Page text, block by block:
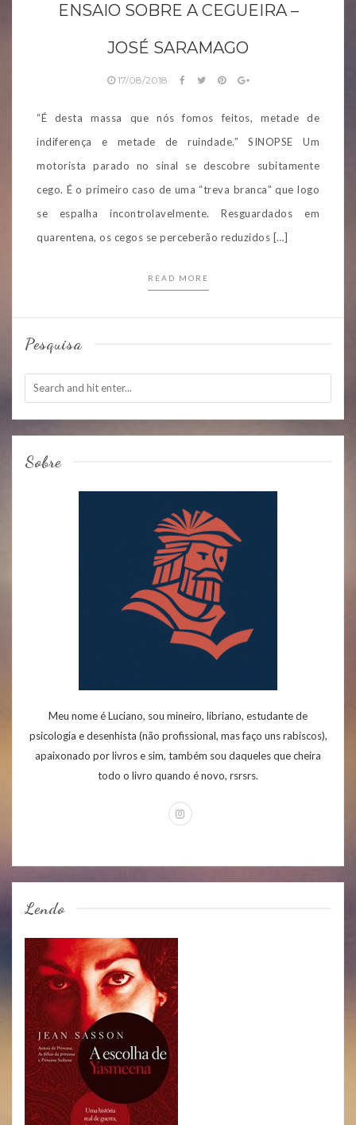
ENSAIO SOBRE A CEGUEIRA –
JOSÉ SARAMAGO
17/08/2018
“É desta massa que nós fomos feitos, metade de
indiferença e metade de ruindade.” SINOPSE Um
motorista parado no sinal se descobre subitamente
cego. É o primeiro caso de uma “treva branca” que logo
se espalha incontrolavelmente. Resguardados em
quarentena, os cegos se perceberão reduzidos […]
READ MORE
Pesquisa
Sobre
Meu nome é Luciano, sou mineiro, libriano, estudante de
psicologia e desenhista (não profissional, mas faço uns rabiscos),
apaixonado por livros e sim, também sou daqueles que cheira
todo o livro quando é novo, rsrsrs.
Lendo